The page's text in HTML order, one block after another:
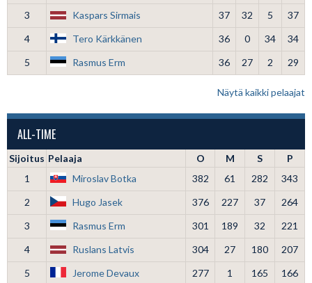
3
Kaspars Sirmais 37 32 5
37
4
Tero Kärkkänen 36 0 34
34
5
Rasmus Erm 36 27 2 29
Näytä kaikki pelaajat
ALL-TIME
Sijoitus Pelaaja O M S
P
1
Miroslav Botka 382 61 282
343
2
Hugo Jasek 376 227 37
264
3
Rasmus Erm 301 189 32
221
4
Ruslans Latvis 304 27 180
207
5
Jerome Devaux 277 1 165 166